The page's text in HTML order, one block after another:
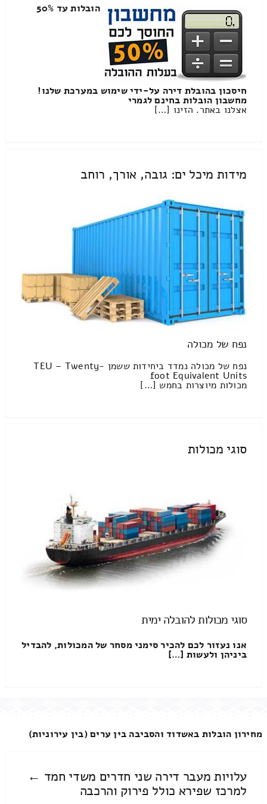
הובלות עד 50%
חיסכון בהובלת דירה על-ידי שימוש במערכת שלנו!
מחשבון הובלות בחינם לגמרי
אצלנו באתר. הזינו […]
מידות מיכל ים: גובה, אורך, רוחב
נפח של מכולה
נפח של מכולה נמדד ביחידות ששמן TEU – Twenty-
foot Equivalent Units
מכולות מיוצרות בחמש […]
סוגי מכולות
סוגי מכולות להובלה ימית
אנו נעזור לכם להכיר סימני מסחר של המכולות, להבדיל
ביניהן ולעשות […]
מחירון הובלות באשדוד והסביבה בין ערים (בין עירוניות)
עלויות מעבר דירה שני חדרים משדי חמד ←
למרכז שפירא כולל פירוק והרכבה